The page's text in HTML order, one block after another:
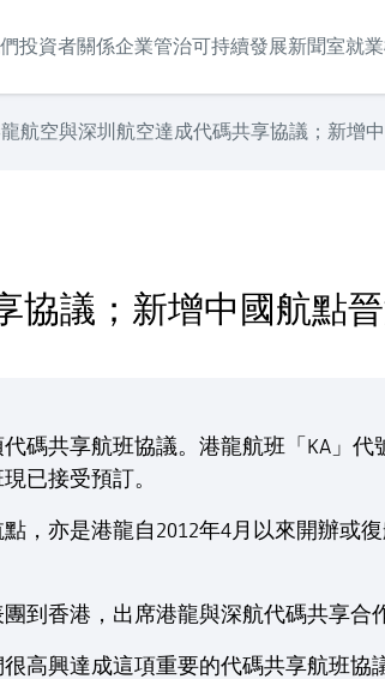
投資者關係企業管治可持續發展新聞室就
航空與深圳航空達成代碼共享協議；新增
協議；新增中國航點
碼共享航班協議。港龍航班「KA」
已接受預訂。
，亦是港龍自2012年4月以來開辦或
到香港，出席港龍與深航代碼共享合
高興達成這項重要的代碼共享航班協